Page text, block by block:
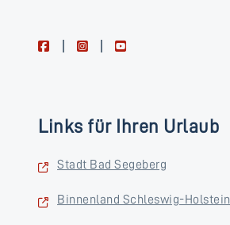
facebookinstagramyoutube
Links für Ihren Urlaub
Stadt Bad Segeberg
Binnenland Schleswig-Holstein